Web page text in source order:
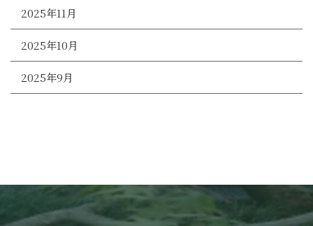
2025年11月
2025年10月
2025年9月